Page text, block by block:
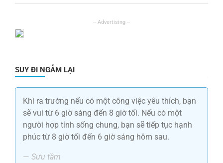
SUY ĐI NGẪM LẠI
Khi ra trường nếu có một công việc yêu thích, bạn
sẽ vui từ 6 giờ sáng đến 8 giờ tối. Nếu có một
người hợp tính sống chung, bạn sẽ tiếp tục hạnh
phúc từ 8 giờ tối đến 6 giờ sáng hôm sau.
— Sưu tầm